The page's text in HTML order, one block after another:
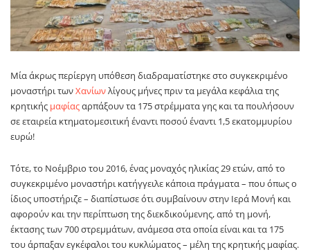
Μία άκρως περίεργη υπόθεση διαδραματίστηκε στο συγκεκριμένο
μοναστήρι τωνΧανίωνλίγους μήνες πριν τα μεγάλα κεφάλια της
κρητικής μαφίαςαρπάξουν τα 175 στρέμματα γης και τα πουλήσουν
σε εταιρεία κτηματομεσιτική έναντι ποσού έναντι 1,5 εκατομμυρίου
ευρώ!
Τότε, το Νοέμβριο του 2016, ένας μοναχός ηλικίας 29 ετών, από το
συγκεκριμένο μοναστήρι κατήγγειλε κάποια πράγματα – που όπως ο
ίδιος υποστήριζε – διαπίστωσε ότι συμβαίνουν στην Ιερά Μονή και
αφορούν και την περίπτωση της διεκδικούμενης, από τη μονή,
έκτασης των 700 στρεμμάτων, ανάμεσα στα οποία είναι και τα 175
του άρπαξαν εγκέφαλοι του κυκλώματος – μέλη της κρητικής μαφίας.